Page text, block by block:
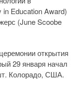
in Education Award)
(June Scoobe
открытия
29 января начал
Колорадо, США.